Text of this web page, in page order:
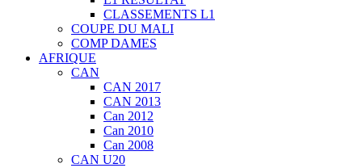
CLASSEMENTS L1
COUPE DU MALI
COMP DAMES
AFRIQUE
CAN
CAN 2017
CAN 2013
Can 2012
Can 2010
Can 2008
CAN U20